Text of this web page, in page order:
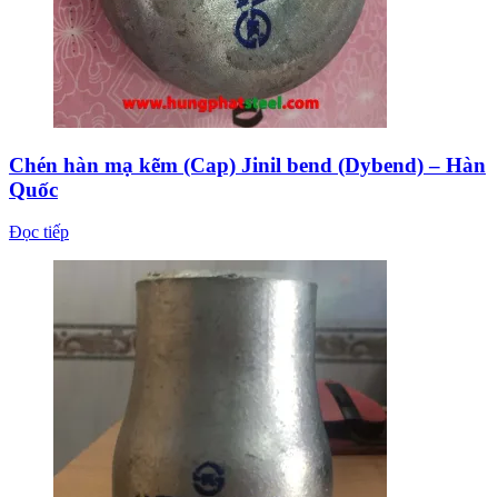
Chén hàn mạ kẽm (Cap) Jinil bend (Dybend) – Hàn
Quốc
Đọc tiếp